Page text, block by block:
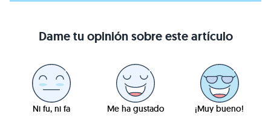
Dame tu opinión sobre este artículo
Ni fu, ni fa Me ha gustado ¡Muy bueno!